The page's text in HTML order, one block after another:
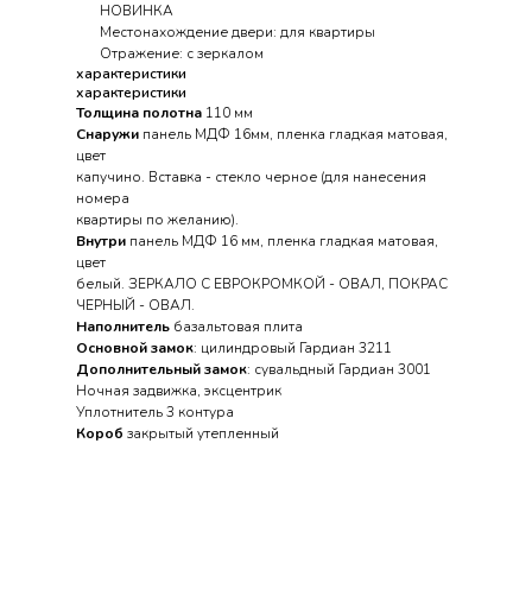
НОВИНКА
Местонахождение двери: для квартиры
Отражение: с зеркалом
характеристики
характеристики
Толщина полотна 110 мм
Снаружи панель МДФ 16мм, пленка гладкая матовая,
цвет
капучино. Вставка - стекло черное (для нанесения
номера
квартиры по желанию).
Внутри панель МДФ 16 мм, пленка гладкая матовая,
цвет
белый. ЗЕРКАЛО С ЕВРОКРОМКОЙ - ОВАЛ, ПОКРАС
ЧЕРНЫЙ - ОВАЛ.
Наполнитель базальтовая плита
Основной замок: цилиндровый Гардиан 3211
Дополнительный замок: сувальдный Гардиан 3001
Ночная задвижка, эксцентрик
Уплотнитель 3 контура
Короб закрытый утепленный